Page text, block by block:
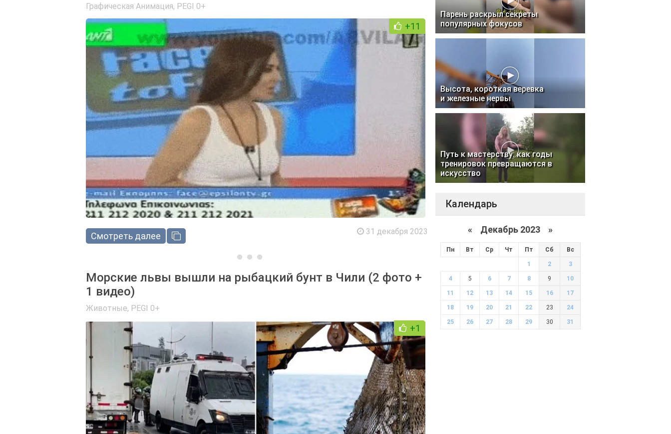
Графическая Анимация, PEGI 0+
+11
Смотреть далее 31 декабря 2023
Морские львы вышли на рыбацкий бунт в Чили (2 фото +
1 видео)
Животные, PEGI 0+
+1
Парень раскрыл секреты
популярных фокусов
Высота, короткая веревка
и железные нервы
Путь к мастерству: как годы
тренировок превращаются в
искусство
Календарь
« Декабрь 2023 »
Пн Вт Ср Чт Пт Сб Вс
1 2 3
4 5 6 7 8 9 10
11 12 13 14 15 16 17
18 19 20 21 22 23 24
25 26 27 28 29 30 31